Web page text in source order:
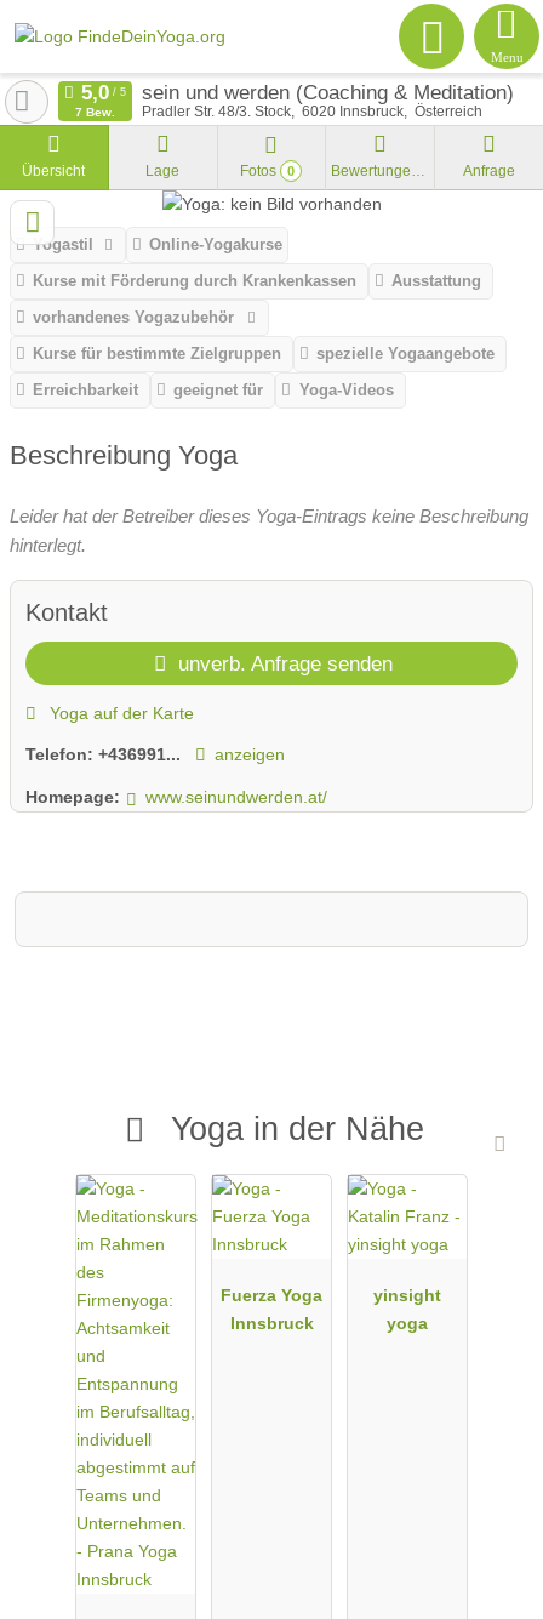
Menu
sein und werden (Coaching & Meditation)
Pradler Str. 48/3. Stock 6020 Innsbruck Österreich
7 Bew.
Übersicht Lage Fotos 0 Bewertungen Anfrage
Yogastil
Online-Yogakurse
Kurse mit Förderung durch Krankenkassen
Ausstattung
vorhandenes Yogazubehör
Kurse für bestimmte Zielgruppen
spezielle Yogaangebote
Erreichbarkeit
geeignet für Yoga-Videos
Beschreibung Yoga
Leider hat der Betreiber dieses Yoga-Eintrags keine Beschreibung
hinterlegt.
Kontakt
unverb. Anfrage senden
Yoga auf der Karte
Telefon: +436991... anzeigen
Homepage: www.seinundwerden.at/
Yoga in der Nähe
Fuerza Yoga
Innsbruck
yinsight
yoga